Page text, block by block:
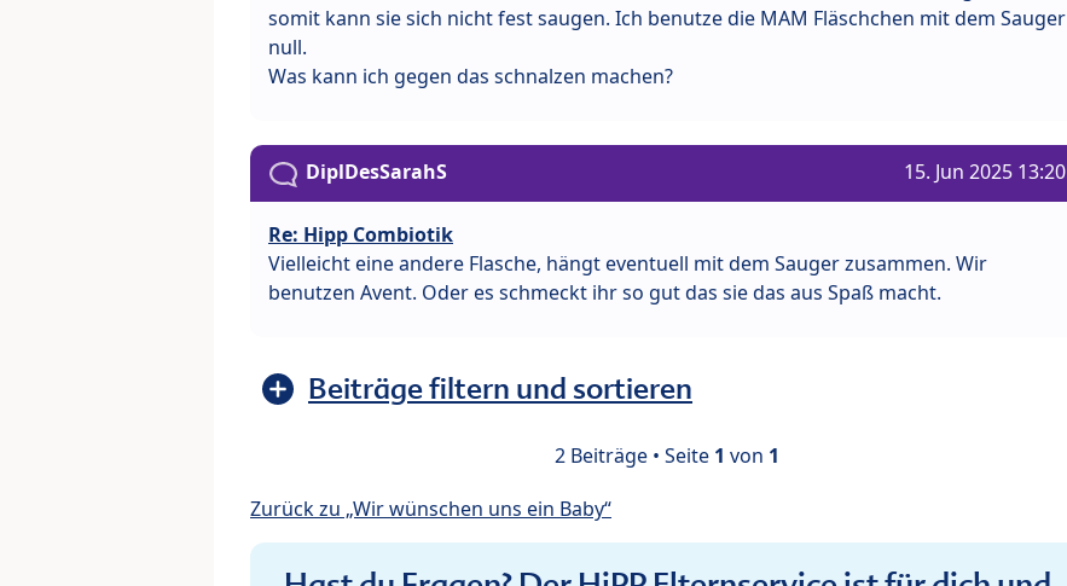
somit kann sie sich nicht fest saugen. Ich benutze die MAM Fläschchen mit dem Sauger
null.
Was kann ich gegen das schnalzen machen?
DiplDesSarahS 15. Jun 2025 13:20
Re: Hipp Combiotik
Vielleicht eine andere Flasche, hängt eventuell mit dem Sauger zusammen. Wir
benutzen Avent. Oder es schmeckt ihr so gut das sie das aus Spaß macht.
Beiträge filtern und sortieren
2 Beiträge • Seite 1 von 1
Zurück zu „Wir wünschen uns ein Baby“